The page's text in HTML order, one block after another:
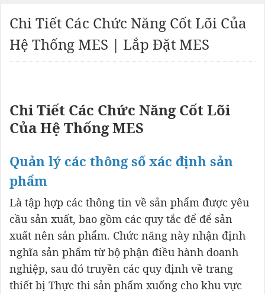
Chi Tiết Các Chức Năng Cốt Lõi Của
Hệ Thống MES | Lắp Đặt MES
Chi Tiết Các Chức Năng Cốt Lõi
Của Hệ Thống MES
Quản lý các thông số xác định sản
phẩm
Là tập hợp các thông tin về sản phẩm được yêu
cầu sản xuất, bao gồm các quy tắc để để sản
xuất nên sản phẩm. Chức năng này nhận định
nghĩa sản phẩm từ bộ phận điều hành doanh
nghiệp, sau đó truyền các quy định về trang
thiết bị Thực thi sản phẩm xuống cho khu vực